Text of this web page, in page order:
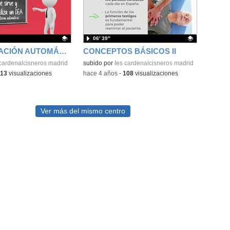
DESFIBRILACIÓN AUTOMÁTICA
madrid
visualizaciones
CONCEPTOS BÁSICOS II
Contenido educativo.
subido por Ies cardenalcisneros madrid
06′ 39″
-hace 4 años- 108visualizaciones
Ver más del mismo centro